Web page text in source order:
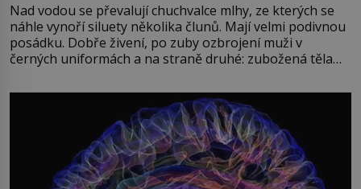
Nad vodou se převalují chuchvalce mlhy, ze kterých se
náhle vynoří siluety několika člunů. Mají velmi podivnou
posádku. Dobře živení, po zuby ozbrojení muži v
černých uniformách a na straně druhé: zubožená těla
přízračná scéna znamená? Je jaro roku 1945, druhá
světová válka se chýlí ke konci. Jezero Stolpsee